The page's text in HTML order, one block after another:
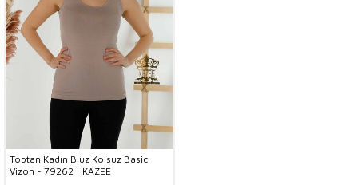
Toptan Kadın Bluz Kolsuz Basic
Vizon - 79262 | KAZEE